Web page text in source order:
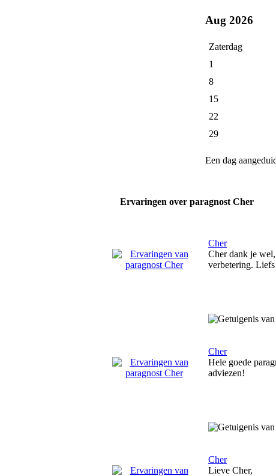
Aug 2026
Zaterdag
1
8
15
22
29
Een dag
Ervaringen over paragnost Cher
Cher
Cher dank je
verbetering.
Cher
Hele goede
adviezen!
Cher
Lieve Cher,